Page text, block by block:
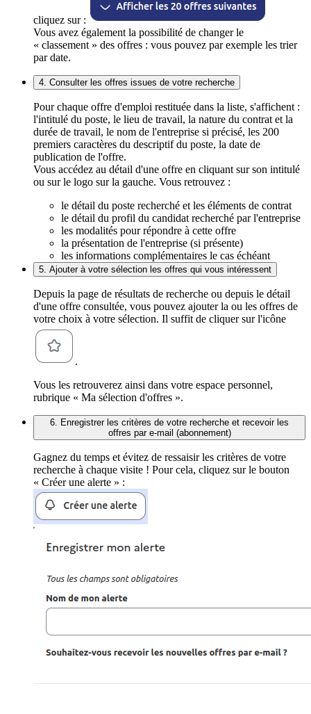
cliquez sur :
Vous avez également la possibilité de changer le
« classement » des offres : vous pouvez par exemple les trier
par date.
4. Consulter les offres issues de votre recherche
Pour chaque offre d'emploi restituée dans la liste, s'affichent :
l'intitulé du poste, le lieu de travail, la nature du contrat et la
durée de travail, le nom de l'entreprise si précisé, les 200
premiers caractères du descriptif du poste, la date de
publication de l'offre.
Vous accédez au détail d'une offre en cliquant sur son intitulé
ou sur le logo sur la gauche. Vous retrouvez :
le détail du poste recherché et les éléments de contrat
le détail du profil du candidat recherché par l'entreprise
les modalités pour répondre à cette offre
la présentation de l'entreprise (si présente)
les informations complémentaires le cas échéant
5. Ajouter à votre sélection les offres qui vous intéressent
Depuis la page de résultats de recherche ou depuis le détail
d'une offre consultée, vous pouvez ajouter la ou les offres de
votre choix à votre sélection. Il suffit de cliquer sur l'icône
.
Vous les retrouverez ainsi dans votre espace personnel,
rubrique « Ma sélection d'offres ».
6. Enregistrer les critères de votre recherche et recevoir les
offres par e-mail (abonnement)
Gagnez du temps et évitez de ressaisir les critères de votre
recherche à chaque visite ! Pour cela, cliquez sur le bouton
« Créer une alerte » :